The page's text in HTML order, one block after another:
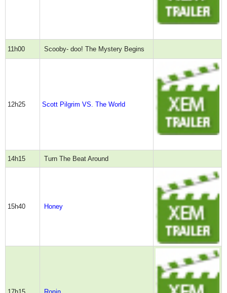
11h00 Scooby- doo! The Mystery Begins
12h25 Scott Pilgrim VS. The World
14h15 Turn The Beat Around
15h40 Honey